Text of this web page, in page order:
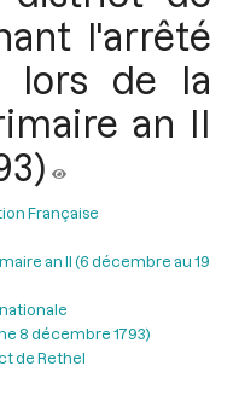
l'arrêté
lors de la
an II
Française
an II (6 décembre au 19
8 décembre 1793)
de Rethel